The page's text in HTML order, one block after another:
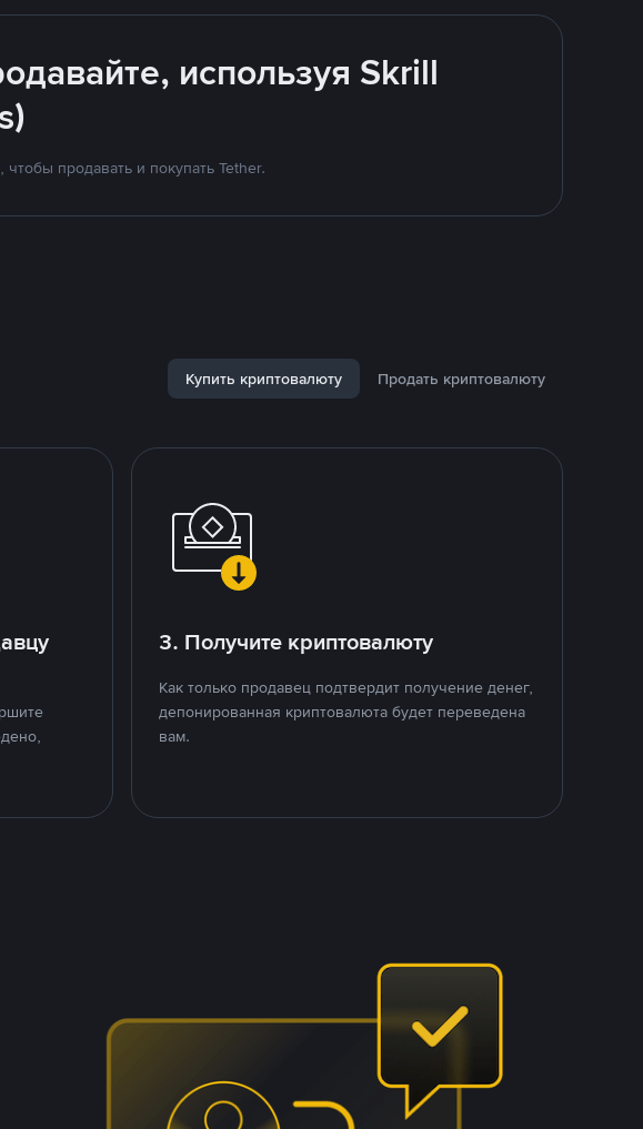
используя Skrill
продавать и покупать Tether.
Купить криптовалюту Продать криптовалюту
3. Получите криптовалюту
Как только продавец подтвердит получение денег,
депонированная криптовалюта будет переведена
вам.